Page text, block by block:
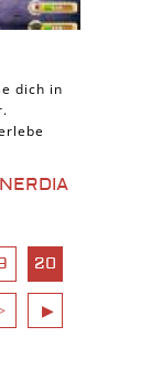
dich in
20
▶